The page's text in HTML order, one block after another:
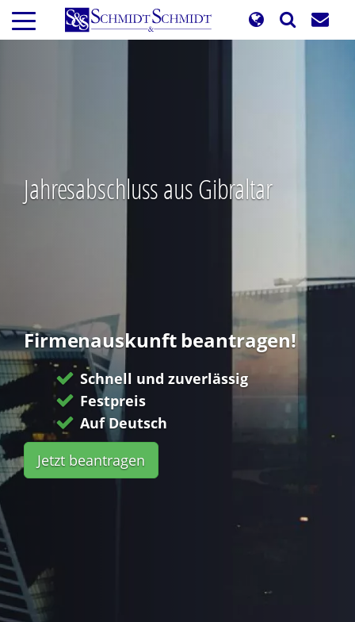
Direkt
zum
Inhalt
Jahresabschluss aus Gibraltar
Firmenauskunft beantragen!
Schnell und zuverlässig
Festpreis
Auf Deutsch
Jetzt beantragen